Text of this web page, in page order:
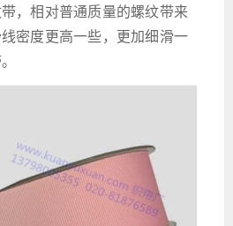
，相对普通质量的螺纹带来
密度更高一些，更加细滑一